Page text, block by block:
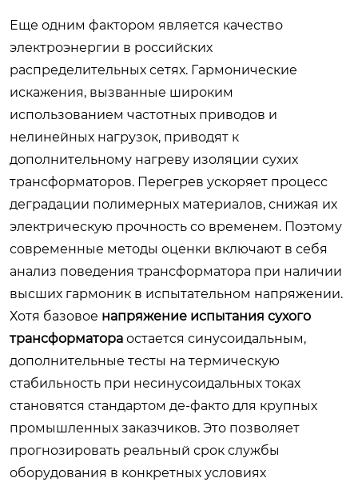
Еще одним фактором является качество
электроэнергии в российских
распределительных сетях. Гармонические
искажения, вызванные широким
использованием частотных приводов и
нелинейных нагрузок, приводят к
дополнительному нагреву изоляции сухих
трансформаторов. Перегрев ускоряет процесс
деградации полимерных материалов, снижая их
электрическую прочность со временем. Поэтому
современные методы оценки включают в себя
анализ поведения трансформатора при наличии
высших гармоник в испытательном напряжении.
Хотя базовое напряжение испытания сухого
трансформатора остается синусоидальным,
дополнительные тесты на термическую
стабильность при несинусоидальных токах
становятся стандартом де-факто для крупных
промышленных заказчиков. Это позволяет
прогнозировать реальный срок службы
оборудования в конкретных условиях